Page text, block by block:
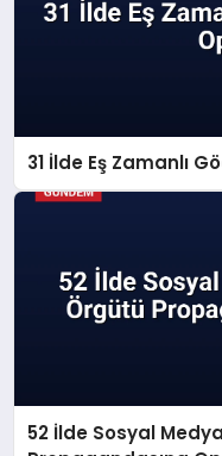
31 İlde Eş Zamanlı
52 İlde Sosyal